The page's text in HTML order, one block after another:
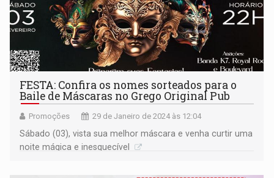
FESTA: Confira os nomes sorteados para o
Baile de Máscaras no Grego Original Pub
Promoções 29 de Janeiro de 2024 às 12:04
Sábado (03), vista sua melhor máscara e venha curtir uma
noite mágica e inesquecível